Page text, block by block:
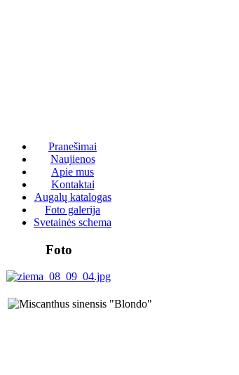
Pranešimai
Naujienos
Apie mus
Kontaktai
Augalų katalogas
Foto galerija
Svetainės schema
Foto